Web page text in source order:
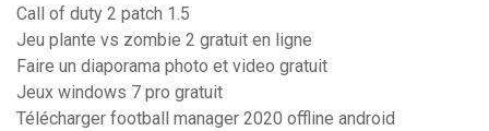
Call of duty 2 patch 1.5
Jeu plante vs zombie 2 gratuit en ligne
Faire un diaporama photo et video gratuit
Jeux windows 7 pro gratuit
Télécharger football manager 2020 offline android